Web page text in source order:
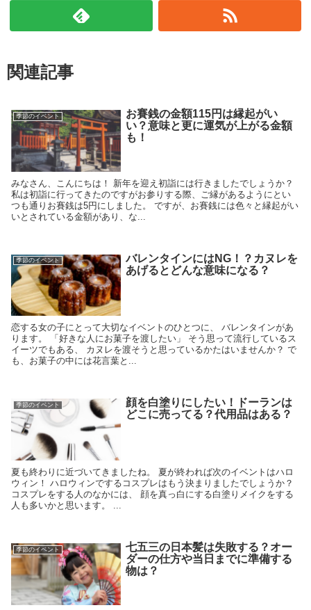
関連記事
季節のイベント
お賽銭の金額115円は縁起がい
い？意味と更に運気が上がる金額
も！
みなさん、こんにちは！ 新年を迎え初詣には行きましたでしょうか？
私は初詣に行ってきたのですがお参りする際、ご縁があるようにとい
つも通りお賽銭は5円にしました。 ですが、お賽銭には色々と縁起がい
いとされている金額があり、な...
季節のイベント
バレンタインにはNG！？カヌレを
あげるとどんな意味になる？
恋する女の子にとって大切なイベントのひとつに、 バレンタインがあ
ります。 「好きな人にお菓子を渡したい」 そう思って流行しているス
イーツでもある、 カヌレを渡そうと思っているかたはいませんか？ で
も、お菓子の中には花言葉と...
季節のイベント
顔を白塗りにしたい！ドーランは
どこに売ってる？代用品はある？
夏も終わりに近づいてきましたね。 夏が終われば次のイベントはハロ
ウィン！ ハロウィンでするコスプレはもう決まりましたでしょうか？
コスプレをする人のなかには、 顔を真っ白にする白塗りメイクをする
人も多いかと思います。 ...
季節のイベント
七五三の日本髪は失敗する？オー
ダーの仕方や当日までに準備する
物は？